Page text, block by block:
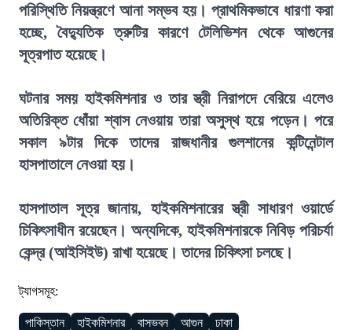
পরিস্থিতি নিয়ন্ত্রণে আনা সম্ভব হয়। প্রাথমিকভাবে ধারণা করা
হচ্ছে, বৈদ্যুতিক ত্রুটির কারণে টেলিভিশন থেকে আগুনের
সূত্রপাত হয়েছে।
ঘটনার সময় হাইকমিশনার ও তার স্ত্রী নিরাপদে বেরিয়ে এলেও
অতিরিক্ত ধোঁয়া শ্বাস নেওয়ায় তারা অসুস্থ হয়ে পড়েন। পরে
সকাল ৯টার দিকে তাদের রাজধানীর গুলশানের কন্টিনেন্টাল
হাসপাতালে নেওয়া হয়।
হাসপাতাল সূত্র জানায়, হাইকমিশনারের স্ত্রী সাধারণ ওয়ার্ডে
চিকিৎসাধীন রয়েছেন। অন্যদিকে, হাইকমিশনারকে নিবিড় পরিচর্যা
কেন্দ্র (আইসিইউ) রাখা হয়েছে। তাদের চিকিৎসা চলছে।
ট্যাগসমূহ:
পাকিস্তান হাইকমিশনার বাসভবন আগুন ঢাকা